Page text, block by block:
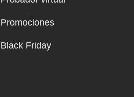
Promociones
Black Friday